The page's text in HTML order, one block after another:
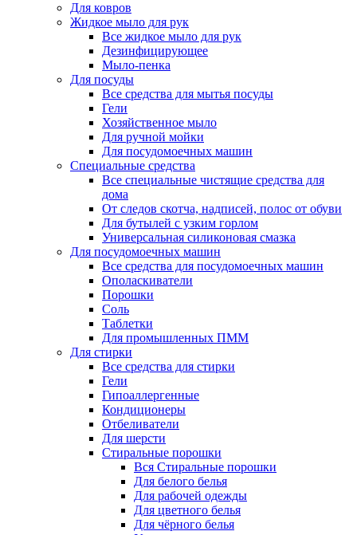
Для ковров
Жидкое мыло для рук
Все жидкое мыло для рук
Дезинфицирующее
Мыло-пенка
Для посуды
Все средства для мытья посуды
Гели
Хозяйственное мыло
Для ручной мойки
Для посудомоечных машин
Специальные средства
Все специальные чистящие средства для
дома
От следов скотча, надписей, полос от обуви
Для бутылей с узким горлом
Универсальная силиконовая смазка
Для посудомоечных машин
Все средства для посудомоечных машин
Ополаскиватели
Порошки
Соль
Таблетки
Для промышленных ПММ
Для стирки
Все средства для стирки
Гели
Гипоаллергенные
Кондиционеры
Отбеливатели
Для шерсти
Стиральные порошки
Вся Стиральные порошки
Для белого белья
Для рабочей одежды
Для цветного белья
Для чёрного белья